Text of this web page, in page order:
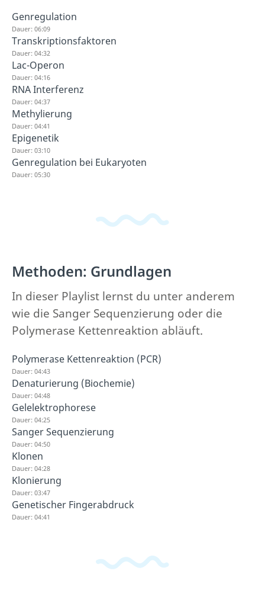
Genregulation
Dauer: 06:09
Transkriptionsfaktoren
Dauer: 04:32
Lac-Operon
Dauer: 04:16
RNA Interferenz
Dauer: 04:37
Methylierung
Dauer: 04:41
Epigenetik
Dauer: 03:10
Genregulation bei Eukaryoten
Dauer: 05:30
Methoden: Grundlagen
In dieser Playlist lernst du unter anderem
wie die Sanger Sequenzierung oder die
Polymerase Kettenreaktion abläuft.
Polymerase Kettenreaktion (PCR)
Dauer: 04:43
Denaturierung (Biochemie)
Dauer: 04:48
Gelelektrophorese
Dauer: 04:25
Sanger Sequenzierung
Dauer: 04:50
Klonen
Dauer: 04:28
Klonierung
Dauer: 03:47
Genetischer Fingerabdruck
Dauer: 04:41